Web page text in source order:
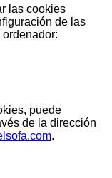
las cookies
de las
puede
de la dirección
.